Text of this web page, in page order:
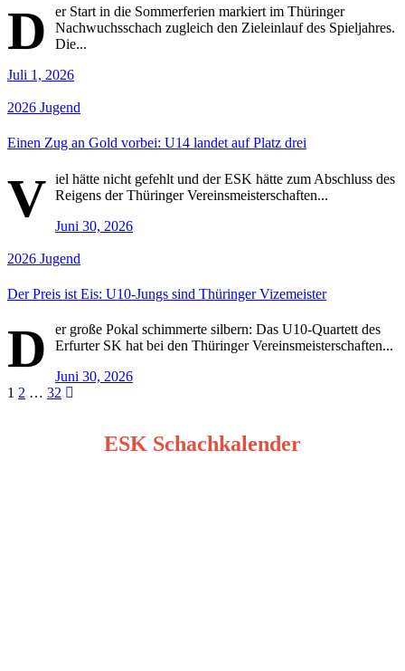
D
er Start in die Sommerferien markiert im Thüringer
Nachwuchsschach zugleich den Zieleinlauf des Spieljahres.
Die...
Juli 1, 2026
2026 Jugend
Einen Zug an Gold vorbei: U14 landet auf Platz drei
V iel hätte nicht gefehlt und der ESK hätte zum Abschluss des
Reigens der Thüringer Vereinsmeisterschaften...
Juni 30, 2026
2026 Jugend
Der Preis ist Eis: U10-Jungs sind Thüringer Vizemeister
D
er große Pokal schimmerte silbern: Das U10-Quartett des
Erfurter SK hat bei den Thüringer Vereinsmeisterschaften...
Juni 30, 2026
Seitennummerierung
1 2 … 32
ESK Schachkalender